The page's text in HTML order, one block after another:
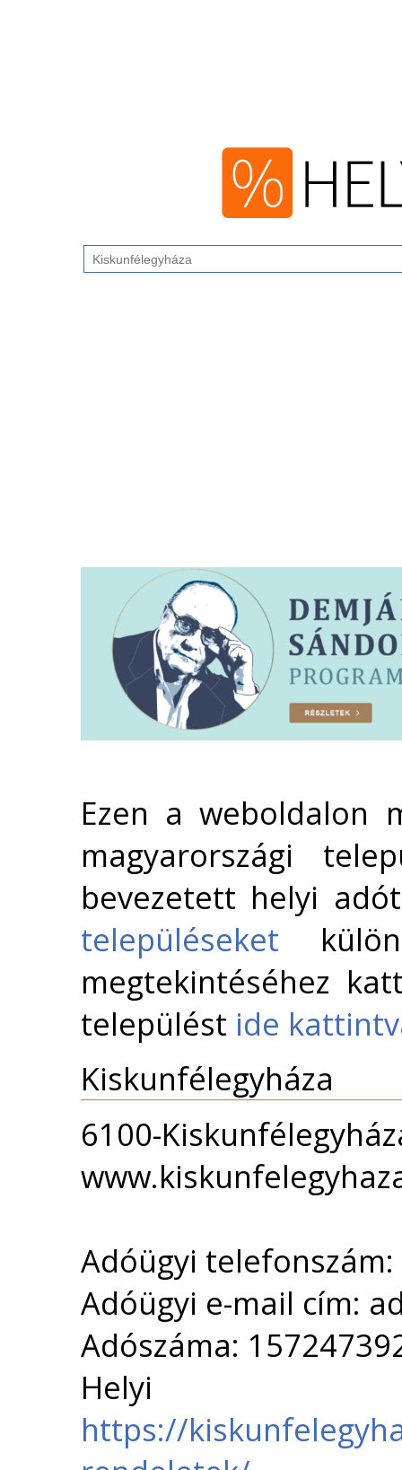
Ezen a weboldalon
magyarországi
bevezetett helyi
településeket
megtekintéséhez
települést ide
Kiskunfélegyháza
6100-
Adóügyi
Adóügyi e-mail cím:
Adószáma:
Helyi
https://